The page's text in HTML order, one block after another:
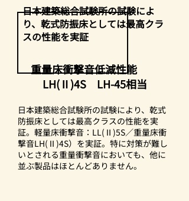
重量床衝撃音低減性能
LH(Ⅱ)4S LH-45相当
日本建築総合試験所の試験により、乾式
防振床としては最高クラスの性能を実
証。軽量床衝撃音：LL(Ⅱ)5S／重量床衝
撃音LH(Ⅱ)4S）を実証。特に対策が難し
いとされる重量衝撃音においても、他に
並ぶ製品はほとんどありません。
日本建築総合試験所の試験によ
り、乾式防振床としては最高クラ
スの性能を実証